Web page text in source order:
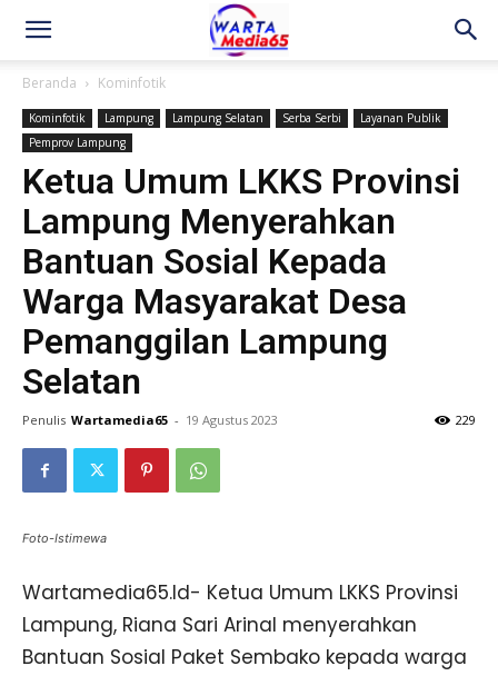
Beranda Kominfotik
Kominfotik Lampung Lampung Selatan Serba Serbi
Layanan Publik
Pemprov Lampung
Ketua Umum LKKS Provinsi
Lampung Menyerahkan
Bantuan Sosial Kepada
Warga Masyarakat Desa
Pemanggilan Lampung
Selatan
Penulis Wartamedia65 - 19 Agustus 2023 229
Foto-Istimewa
Wartamedia65.Id- Ketua Umum LKKS Provinsi
Lampung, Riana Sari Arinal menyerahkan
Bantuan Sosial Paket Sembako kepada warga